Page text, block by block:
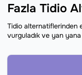
Fazla Tidio
Tidio alternatiflerinden
vurguladık ve yan yana